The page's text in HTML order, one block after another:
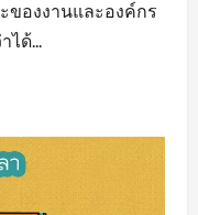
ของงานและองค์กร
ได้...